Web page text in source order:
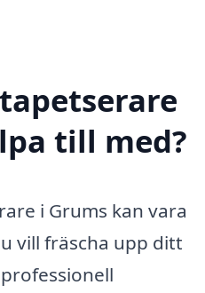
till med?
i Grums kan vara
vill fräscha upp ditt